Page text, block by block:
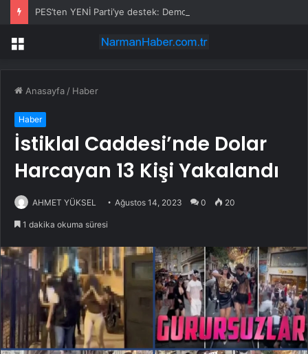
PES’ten YENİ Parti’ye destek: Demokrasi yasaklanamaz
Menü
Anasayfa / Haber
Haber
İstiklal Caddesi’nde Dolar
Harcayan 13 Kişi Yakalandı
AHMET YÜKSEL Ağustos 14, 2023 0 20
1 dakika okuma süresi